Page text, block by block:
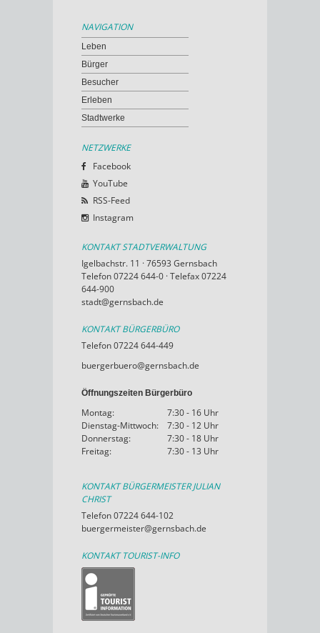
NAVIGATION
Leben
Bürger
Besucher
Erleben
Stadtwerke
NETZWERKE
Facebook
YouTube
RSS-Feed
Instagram
KONTAKT STADTVERWALTUNG
Igelbachstr. 11 · 76593 Gernsbach
Telefon 07224 644-0 · Telefax 07224
644-900
stadt@gernsbach.de
KONTAKT BÜRGERBÜRO
Telefon 07224 644-449
buergerbuero@gernsbach.de
Öffnungszeiten Bürgerbüro
Montag:
7:30 - 16 Uhr
Dienstag-Mittwoch:
7:30 - 12 Uhr
Donnerstag:
7:30 - 18 Uhr
Freitag:
7:30 - 13 Uhr
KONTAKT BÜRGERMEISTER JULIAN
CHRIST
Telefon 07224 644-102
buergermeister@gernsbach.de
KONTAKT TOURIST-INFO